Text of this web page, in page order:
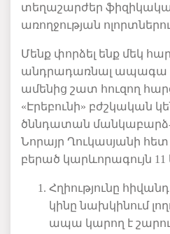
տեղաշարժեր
առողջության
Մենք փորձել ենք մեկ
անդրադառնալ ապագա
ամենից շատ հուզող
«Էրեբունի» բժշկական
ծննդատան մանկաբարձ
Նորայր Ղուկասյանի հետ
բերած կարևորագույն 11
Հղիությունը
կինը նախկինում
ապա կարող է